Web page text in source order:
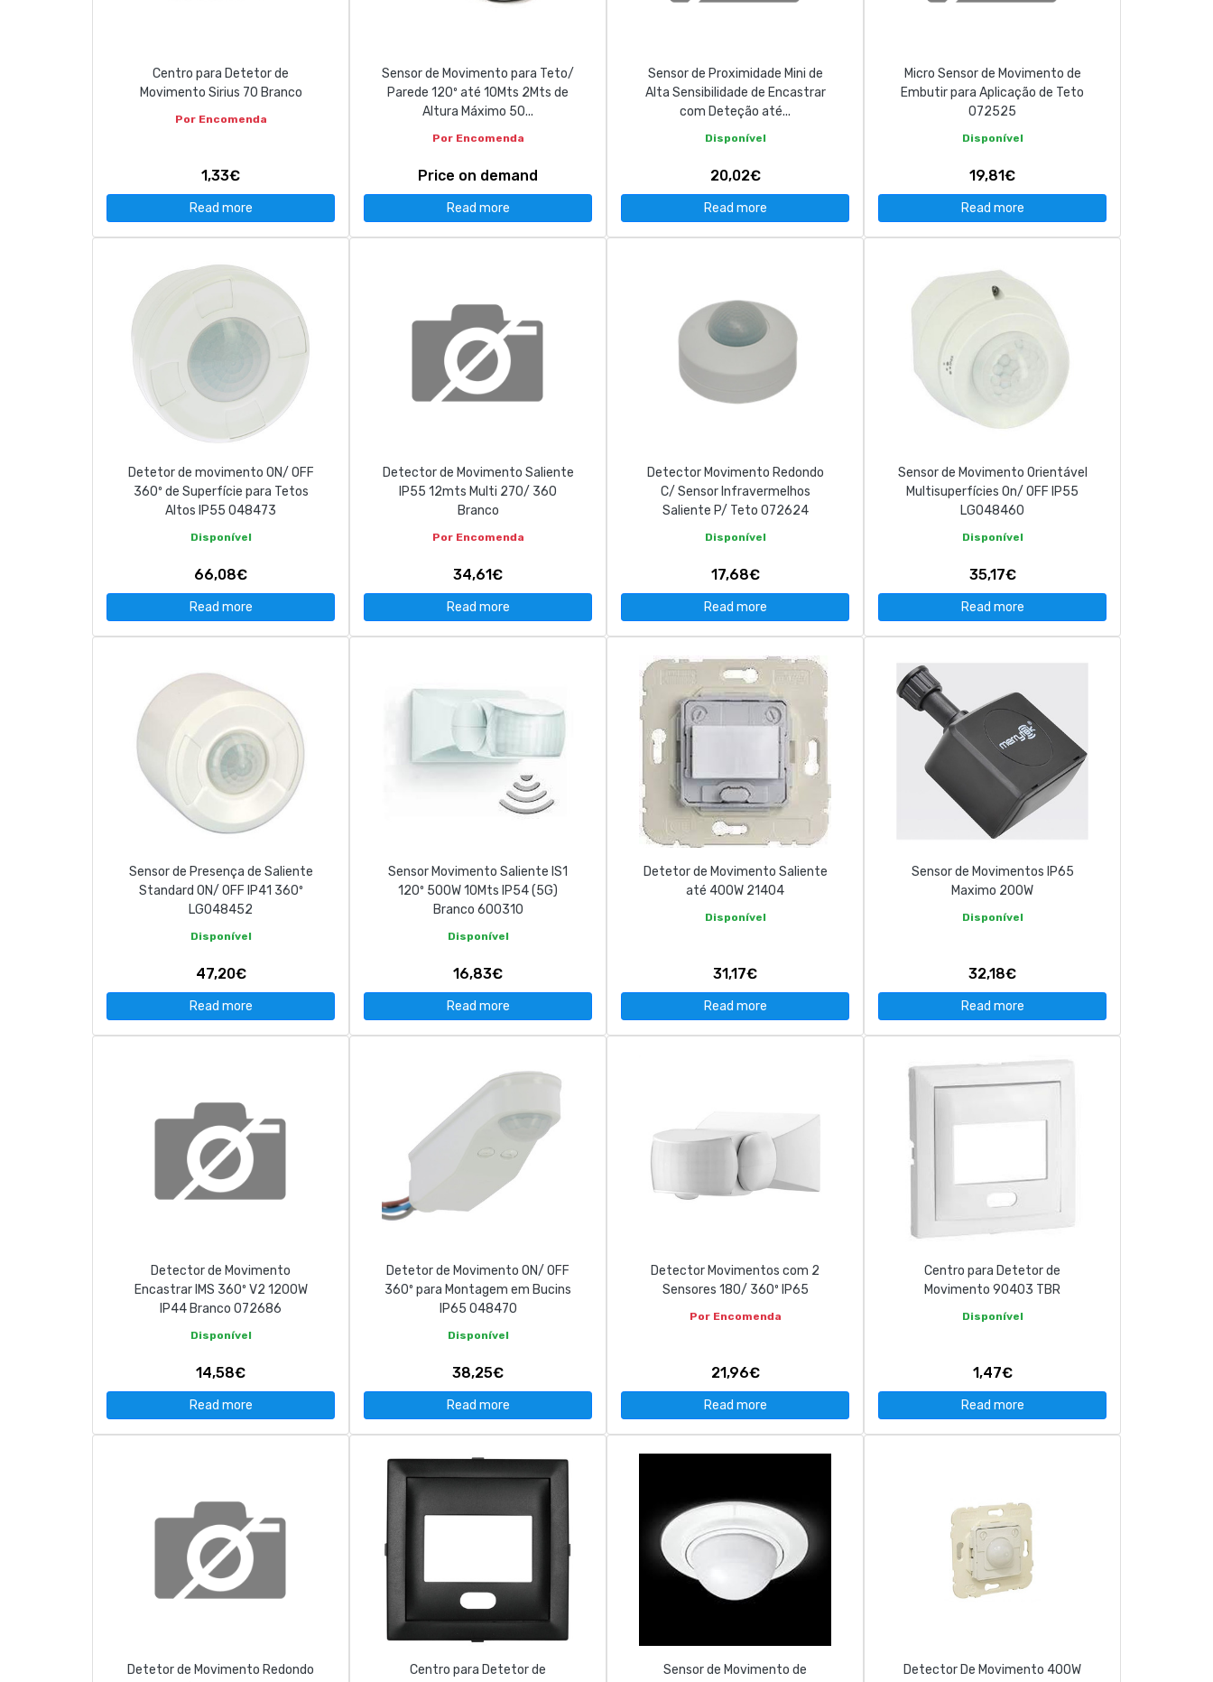
geral@luxivo.pt
Centro para Detetor de
Movimento Sirius 70 Branco
Por Encomenda
1,33€
Read more
Sensor de Movimento para Teto/
Parede 120º até 10Mts 2Mts de
Altura Máximo 50...
Por Encomenda
Price on demand
Read more
Sensor de Proximidade Mini de
Alta Sensibilidade de Encastrar
com Deteção até...
Disponível
20,02€
Read more
Micro Sensor de Movimento de
Embutir para Aplicação de Teto
072525
Disponível
19,81€
Read more
Detetor de movimento ON/ OFF
360º de Superfície para Tetos
Altos IP55 048473
Disponível
66,08€
Read more
Detector de Movimento Saliente
IP55 12mts Multi 270/ 360
Branco
Por Encomenda
34,61€
Read more
Detector Movimento Redondo
C/ Sensor Infravermelhos
Saliente P/ Teto 072624
Disponível
17,68€
Read more
Sensor de Movimento Orientável
Multisuperfícies On/ OFF IP55
LG048460
Disponível
35,17€
Read more
Sensor de Presença de Saliente
Standard ON/ OFF IP41 360º
LG048452
Disponível
47,20€
Read more
Sensor Movimento Saliente IS1
120º 500W 10Mts IP54 (5G)
Branco 600310
Disponível
16,83€
Read more
Detetor de Movimento Saliente
até 400W 21404
Disponível
31,17€
Read more
Sensor de Movimentos IP65
Maximo 200W
Disponível
32,18€
Read more
Detector de Movimento
Encastrar IMS 360º V2 1200W
IP44 Branco 072686
Disponível
14,58€
Read more
Detetor de Movimento ON/ OFF
360º para Montagem em Bucins
IP65 048470
Disponível
38,25€
Read more
Detector Movimentos com 2
Sensores 180/ 360º IP65
Por Encomenda
21,96€
Read more
Centro para Detetor de
Movimento 90403 TBR
Disponível
1,47€
Read more
Detetor de Movimento Redondo
Centro para Detetor de
Sensor de Movimento de
Detector De Movimento 400W